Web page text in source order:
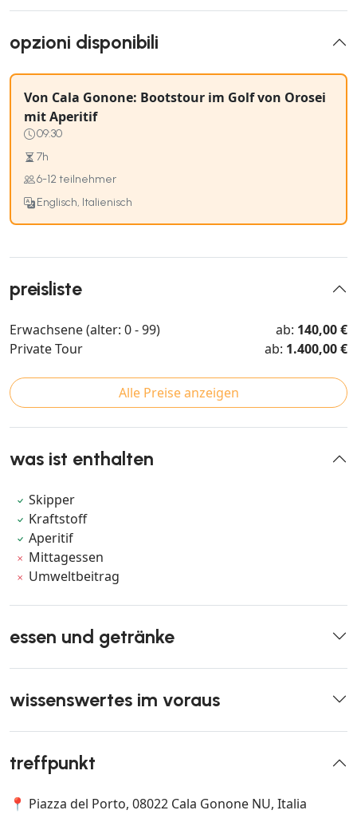
opzioni disponibili
Von Cala Gonone: Bootstour im Golf von Orosei
mit Aperitif
09:30
7h
6-12 teilnehmer
Englisch, Italienisch
preisliste
Erwachsene (alter: 0 - 99) ab: 140,00 €
Private Tour
ab: 1.400,00 €
Alle Preise anzeigen
was ist enthalten
Skipper
Kraftstoff
Aperitif
Mittagessen
Umweltbeitrag
essen und getränke
wissenswertes im voraus
treffpunkt
📍 Piazza del Porto, 08022 Cala Gonone NU, Italia